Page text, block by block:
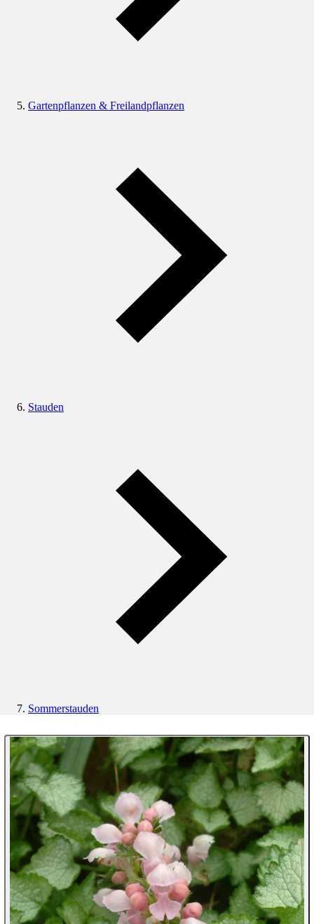
Gartenpflanzen & Freilandpflanzen
Stauden
Sommerstauden